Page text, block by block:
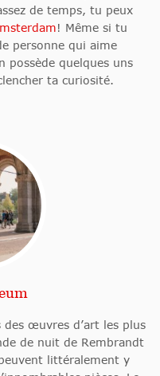
de temps, tu peux
! Même si tu
personne qui aime
possède quelques uns
ta curiosité.
œuvres d’art les plus
de nuit de Rembrandt
littéralement y